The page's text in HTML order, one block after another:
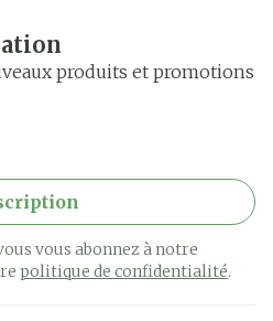
produits et promotions
vous abonnez à notre
politique de confidentialité.